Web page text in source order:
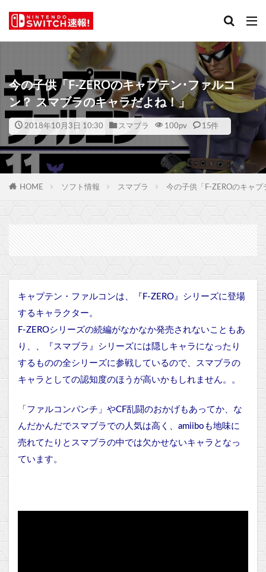
今の子供「F-ZEROのキャプテン･ファルコ
ン？ スマブラのキャラだよね！」
2018年10月3日 10:30 スマブラ 100pv 15件
HOME ソフト情報 スマブラ 今の子供「F-ZEROのキャ
キャプテン・ファルコンは、『F-ZERO』シリーズに登場
するキャラクター。
F-ZEROシリーズの続編がなかなか発売されないこともあ
り、、『スマブラ』シリーズには隠しキャラになったり
するものの全シリーズに参戦しているので、スマブラの
キャラとしての認知度のほうが高いかもしれません。。
「ファルコンパンチ」やCF乱闘のおかげもあってか、な
んだかんだでスマブラでの人気は高く、amiiboも地味に
売れてたりとスマブラの中では欠かせないキャラとなっ
ています。